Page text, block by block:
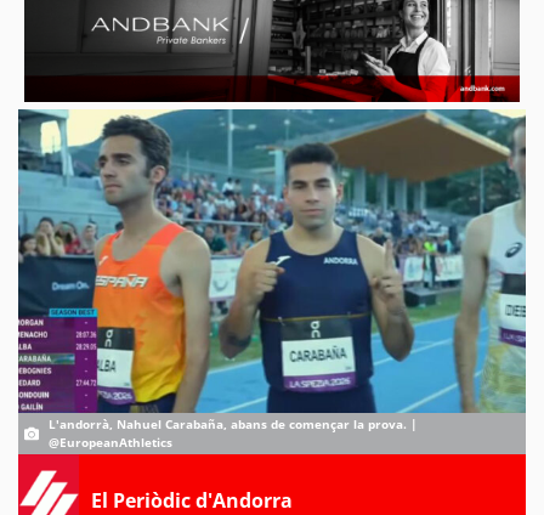
L'andorrà, Nahuel Carabaña, abans de començar la prova. |
@EuropeanAthletics
El Periòdic d'Andorra